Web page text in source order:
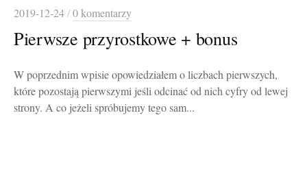
2019-12-24/0 komentarzy
Pierwsze przyrostkowe + bonus
W poprzednim wpisie opowiedziałem o liczbach pierwszych,
które pozostają pierwszymi jeśli odcinać od nich cyfry od lewej
strony. A co jeżeli spróbujemy tego sam...